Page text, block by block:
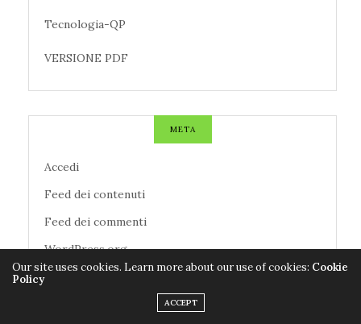
Tecnologia-QP
VERSIONE PDF
META
Accedi
Feed dei contenuti
Feed dei commenti
WordPress.org
TAG CLOUD
Our site uses cookies. Learn more about our use of cookies: Cookie
Policy
ACCEPT